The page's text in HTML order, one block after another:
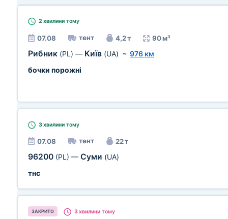
2 хвилини тому
07.08 тент 4,2 т 90 м³
Рибник (PL) — Київ (UA) ~ 976 км
бочки порожні
3 хвилини тому
07.08 тент 22 т
96200 (PL) — Суми (UA)
тнс
ЗАКРИТО 3 хвилини тому